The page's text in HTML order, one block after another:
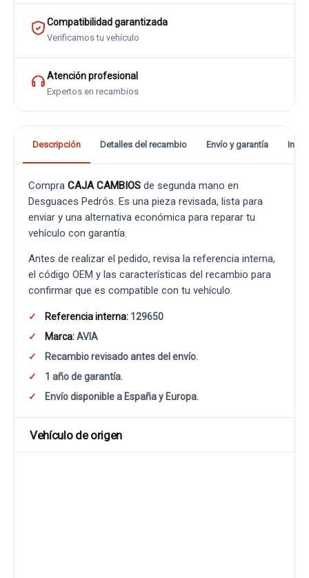
Compatibilidad garantizada
Verificamos tu vehículo
Atención profesional
Expertos en recambios
Descripción Detalles del recambio Envío y garantía
Compra CAJA CAMBIOS de segunda mano en
Desguaces Pedrós. Es una pieza revisada, lista para
enviar y una alternativa económica para reparar tu
vehículo con garantía.
Antes de realizar el pedido, revisa la referencia interna,
el código OEM y las características del recambio para
confirmar que es compatible con tu vehículo.
Referencia interna: 129650
Marca:AVIA
Recambio revisado antes del envío.
1 año de garantía.
Envío disponible a España y Europa.
Vehículo de origen